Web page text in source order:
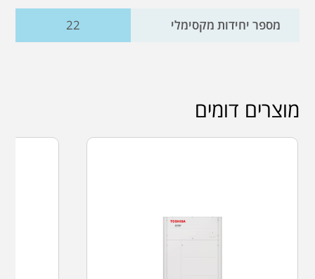
מספר יחידות מקסימלי 22
מוצרים דומים